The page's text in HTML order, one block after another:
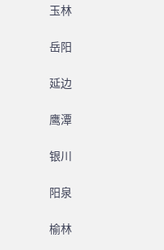
玉林
岳阳
延边
鹰潭
银川
阳泉
榆林